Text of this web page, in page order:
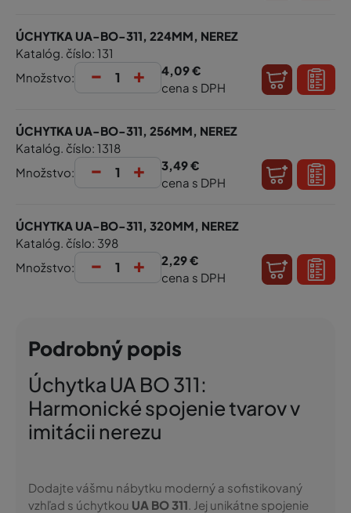
ÚCHYTKA UA-BO-311, 224MM, NEREZ
Katalóg. číslo: 131
Množstvo:
- +
4,09 €
cena s DPH
ÚCHYTKA UA-BO-311, 256MM, NEREZ
Katalóg. číslo: 1318
Množstvo:
- +
3,49 €
cena s DPH
ÚCHYTKA UA-BO-311, 320MM, NEREZ
Katalóg. číslo: 398
Množstvo:
- +
2,29 €
cena s DPH
Podrobný popis
Úchytka UA BO 311:
Harmonické spojenie tvarov v
imitácii nerezu
Dodajte vášmu nábytku moderný a sofistikovaný
vzhľad s úchytkou UA BO 311. Jej unikátne spojenie